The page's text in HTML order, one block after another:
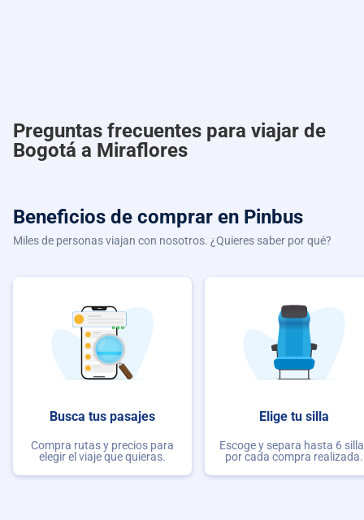
Preguntas frecuentes para viajar de
Bogotá a Miraflores
Beneficios de comprar en Pinbus
Miles de personas viajan con nosotros. ¿Quieres saber por qué?
Busca tus pasajes
Compra rutas y precios para
elegir el viaje que quieras.
Elige tu silla
Escoge y separa hasta 6
por cada compra realizada.